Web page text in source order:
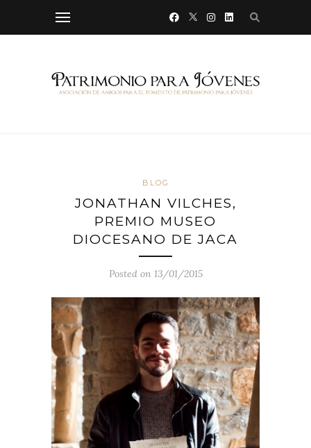
BLOG
JONATHAN VILCHES,
PREMIO MUSEO
DIOCESANO DE JACA
Posted on 13/01/2015